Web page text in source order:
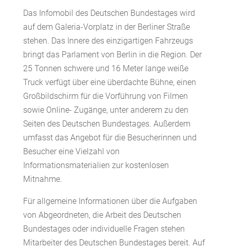
Das Infomobil des Deutschen Bundestages wird
auf dem Galeria-Vorplatz in der Berliner Straße
stehen. Das Innere des einzigartigen Fahrzeugs
bringt das Parlament von Berlin in die Region. Der
25 Tonnen schwere und 16 Meter lange weiße
Truck verfügt über eine überdachte Bühne, einen
Großbildschirm für die Vorführung von Filmen
sowie Online- Zugänge, unter anderem zu den
Seiten des Deutschen Bundestages. Außerdem
umfasst das Angebot für die Besucherinnen und
Besucher eine Vielzahl von
Informationsmaterialien zur kostenlosen
Mitnahme.
Für allgemeine Informationen über die Aufgaben
von Abgeordneten, die Arbeit des Deutschen
Bundestages oder individuelle Fragen stehen
Mitarbeiter des Deutschen Bundestages bereit. Auf